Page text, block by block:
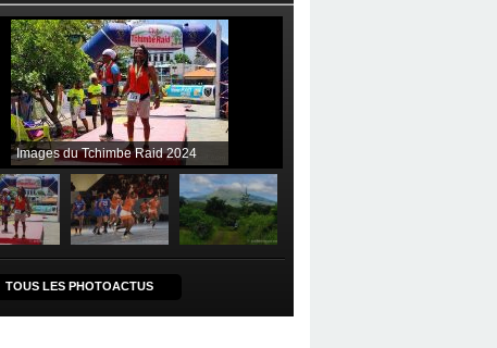
Images du Tchimbe Raid 2024
TOUS LES PHOTOACTUS